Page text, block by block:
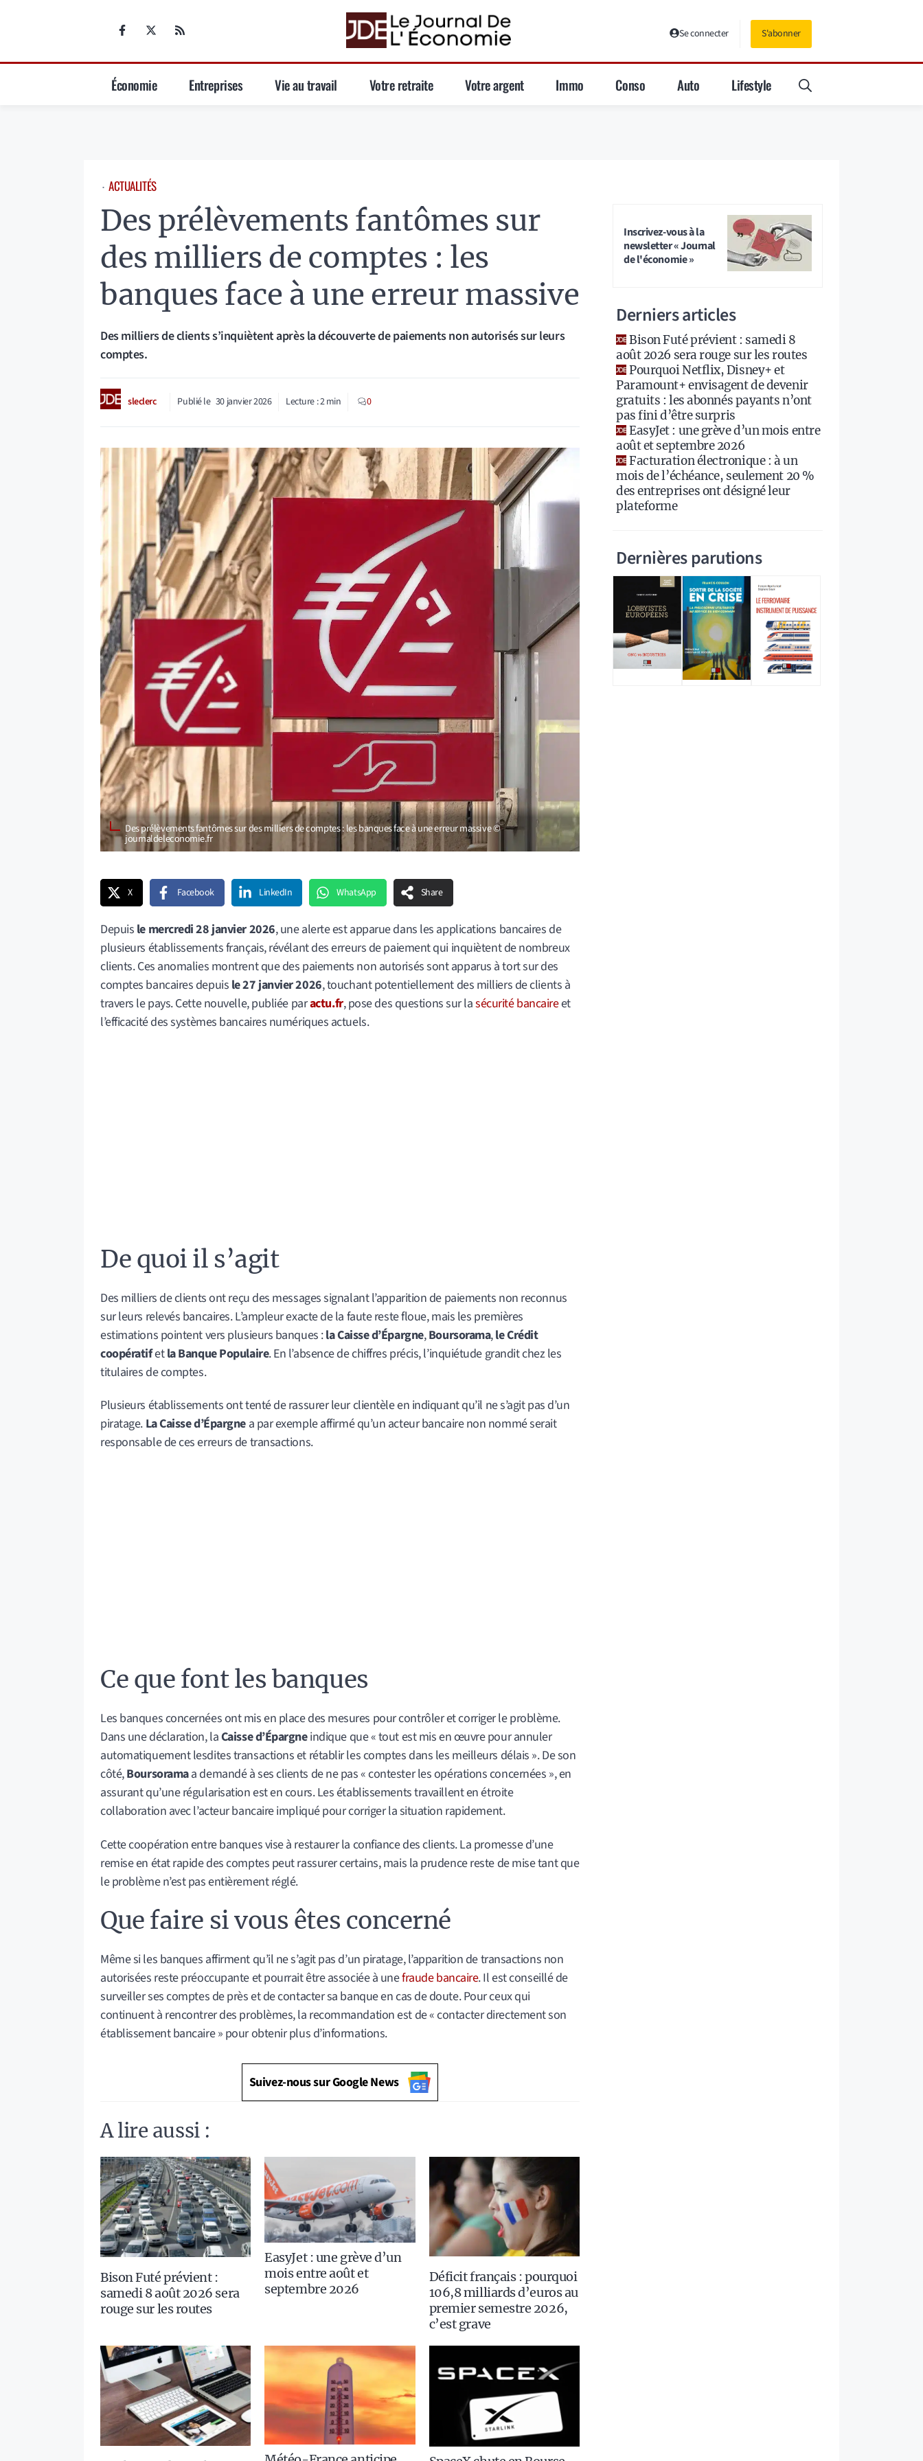
Se connecter S'abonner
Économie Entreprises Vie au travail Votre retraite Votre argent Immo Conso Auto Lifestyle
⋅ ACTUALITÉS
Des prélèvements fantômes sur
des milliers de comptes : les
banques face à une erreur massive
Des milliers de clients s’inquiètent après la découverte de paiements non autorisés sur leurs
comptes.
sleclerc Publié le 30 janvier 2026 Lecture :2min 0
Des prélèvements fantômes sur des milliers de comptes : les banques face à une erreur massive ©
journaldeleconomie.fr
X Facebook LinkedIn WhatsApp Share
Depuis le mercredi 28 janvier 2026, une alerte est apparue dans les applications bancaires de
plusieurs établissements français, révélant des erreurs de paiement qui inquiètent de nombreux
clients. Ces anomalies montrent que des paiements non autorisés sont apparus à tort sur des
comptes bancaires depuis le 27 janvier 2026, touchant potentiellement des milliers de clients à
travers le pays. Cette nouvelle, publiée paractu.fr, pose des questions sur lasécurité bancaireet
l’efficacité des systèmes bancaires numériques actuels.
De quoi il s’agit
Des milliers de clients ont reçu des messages signalant l’apparition de paiements non reconnus
sur leurs relevés bancaires. L’ampleur exacte de la faute reste floue, mais les premières
estimations pointent vers plusieurs banques :la Caisse d’Épargne,Boursorama,le Crédit
coopératifetla Banque Populaire. En l’absence de chiffres précis, l’inquiétude grandit chez les
titulaires de comptes.
Plusieurs établissements ont tenté de rassurer leur clientèle en indiquant qu’il ne s’agit pas d’un
piratage. La Caisse d’Épargnea par exemple affirmé qu’un acteur bancaire non nommé serait
responsable de ces erreurs de transactions.
Ce que font les banques
Les banques concernées ont mis en place des mesures pour contrôler et corriger le problème.
Dans une déclaration, laCaisse d’Épargneindique que « tout est mis en œuvre pour annuler
automatiquement lesdites transactions et rétablir les comptes dans les meilleurs délais ». De son
côté,Boursoramaa demandé à ses clients de ne pas « contester les opérations concernées », en
assurant qu’une régularisation est en cours. Les établissements travaillent en étroite
collaboration avec l’acteur bancaire impliqué pour corriger la situation rapidement.
Cette coopération entre banques vise à restaurer la confiance des clients. La promesse d’une
remise en état rapide des comptes peut rassurer certains, mais la prudence reste de mise tant que
le problème n’est pas entièrement réglé.
Que faire si vous êtes concerné
Même si les banques affirment qu’il ne s’agit pas d’un piratage, l’apparition de transactions non
autorisées reste préoccupante et pourrait être associée à unefraude bancaire. Il est conseillé de
surveiller ses comptes de près et de contacter sa banque en cas de doute. Pour ceux qui
continuent à rencontrer des problèmes, la recommandation est de « contacter directement son
établissement bancaire » pour obtenir plus d’informations.
Suivez-nous sur Google News
A lire aussi :
Bison Futé prévient :
samedi 8 août 2026 sera
rouge sur les routes
EasyJet : une grève d’un
mois entre août et
septembre 2026
Déficit français : pourquoi
106,8 milliards d’euros au
premier semestre 2026,
c’est grave
Inscrivez-vous à la
newsletter « Journal
de l'économie »
Derniers articles
Bison Futé prévient : samedi 8
août 2026 sera rouge sur les routes
Pourquoi Netflix, Disney+ et
Paramount+ envisagent de devenir
gratuits : les abonnés payants n’ont
pas fini d’être surpris
EasyJet : une grève d’un mois entre
août et septembre 2026
Facturation électronique : à un
mois de l’échéance, seulement 20 %
des entreprises ont désigné leur
plateforme
Dernières parutions